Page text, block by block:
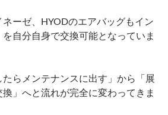
ーゼ、HYODのエアバッグもイン
自分自身で交換可能となっていま
らメンテナンスに出す」から「展
」へと流れが完全に変わってきま